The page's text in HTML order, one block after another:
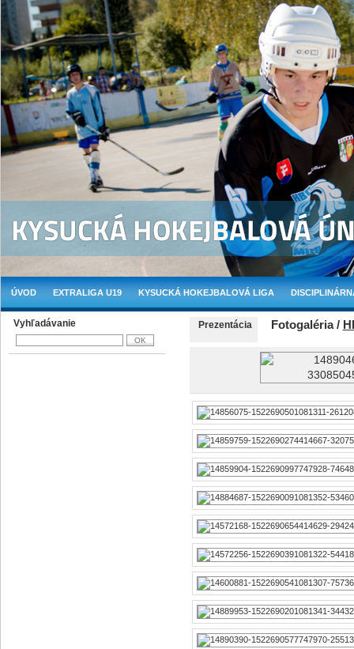
ÚVOD EXTRALIGA U19 KYSUCKÁ HOKEJBALOVÁ LIGA
Vyhľadávanie Prezentácia Fotogaléria /